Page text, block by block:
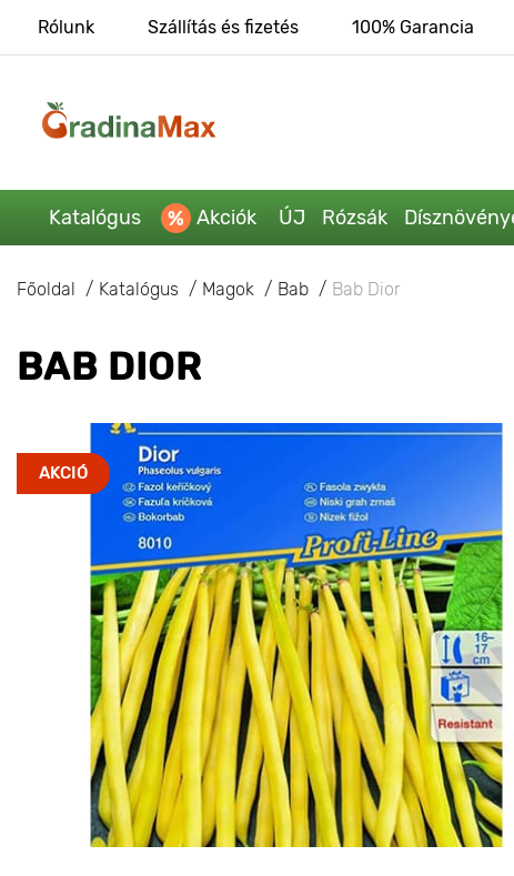
Rólunk Szállítás és fizetés 100% Garancia
Katalógus Akciók ÚJ Rózsák
Főoldal Katalógus Magok Bab Bab Dior
BAB DIOR
AKCIÓ